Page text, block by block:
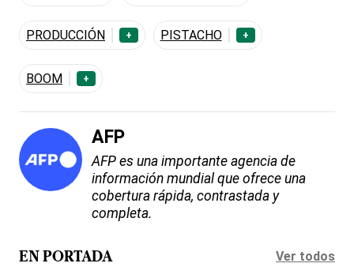
PRODUCCIÓN + PISTACHO +
BOOM +
AFP
AFP es una importante agencia de
información mundial que ofrece una
cobertura rápida, contrastada y
completa.
EN PORTADA Ver todos